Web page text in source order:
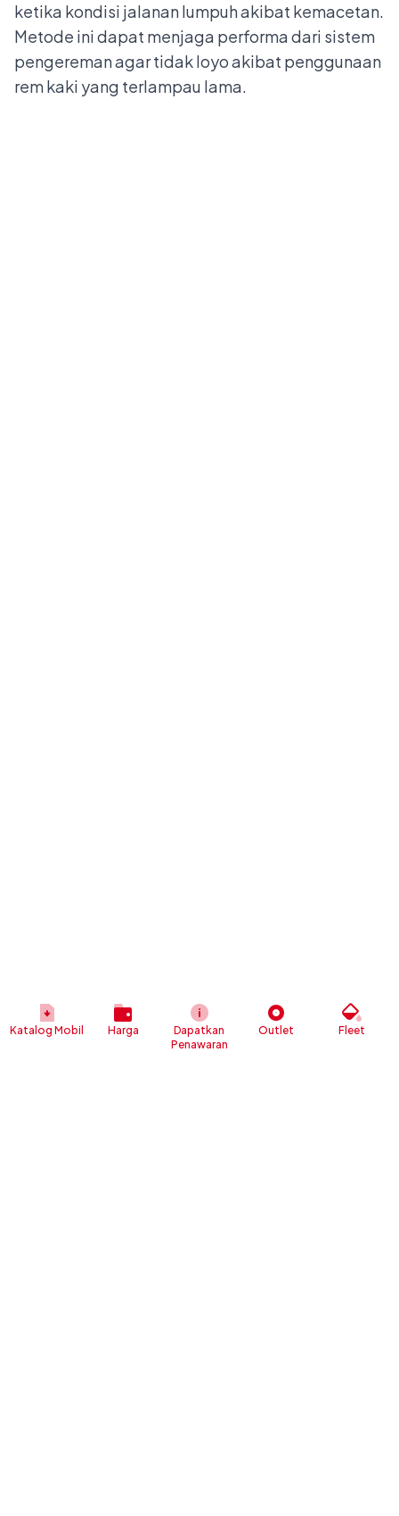
ketika kondisi jalanan lumpuh akibat kemacetan.
Metode ini dapat menjaga performa dari sistem
pengereman agar tidak loyo akibat penggunaan
rem kaki yang terlampau lama.
Katalog Mobil Harga
Dapatkan
Penawaran
Outlet Fleet